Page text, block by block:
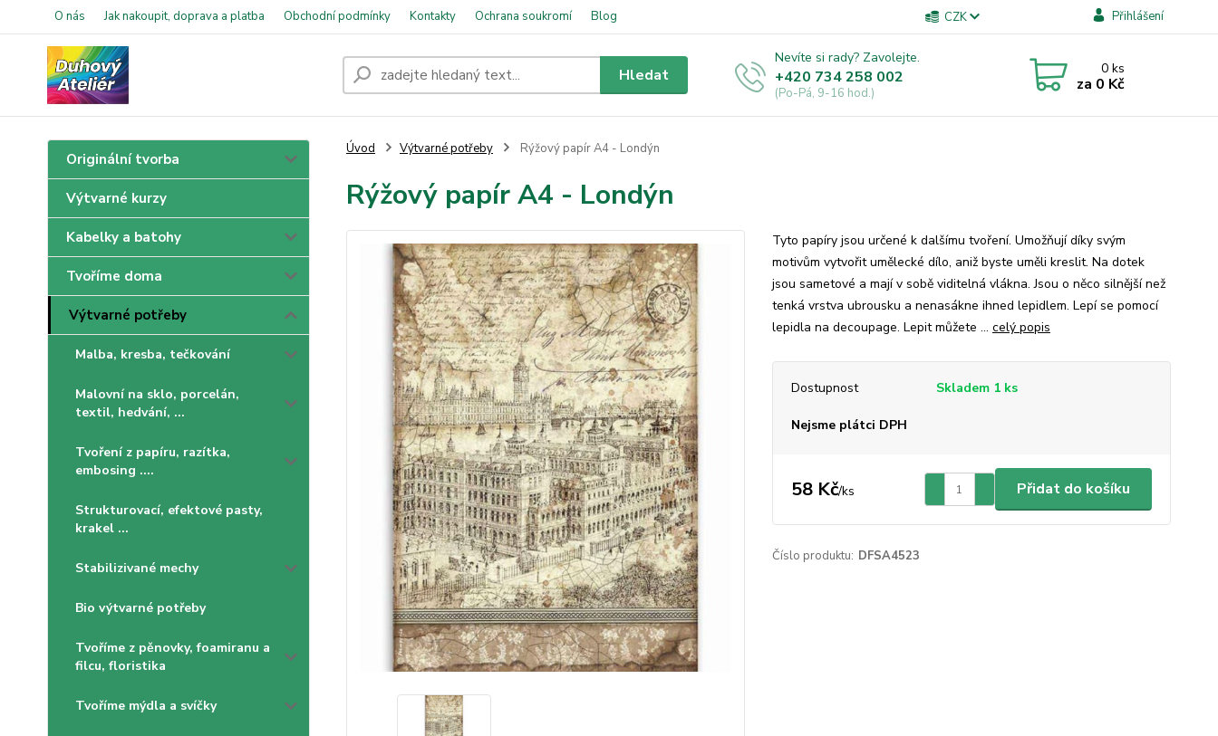
O nás Jak nakoupit, doprava a platba Obchodní podmínky Kontakty Ochrana soukromí Blog CZK Přihlášení
Hledat
Nevíte si rady? Zavolejte.
+420 734 258 002
(Po-Pá, 9-16 hod.)
0ks
za 0 Kč
Originální tvorba
Výtvarné kurzy
Kabelky a batohy
Tvoříme doma
Výtvarné potřeby
Malba, kresba, tečkování
Malovní na sklo, porcelán,
textil, hedvání, ...
Tvoření z papíru, razítka,
embosing ....
Strukturovací, efektové pasty,
krakel ...
Stabilizivané mechy
Bio výtvarné potřeby
Tvoříme z pěnovky, foamiranu a
filcu, floristika
Tvoříme mýdla a svíčky
Úvod Výtvarné potřeby Rýžový papír A4 - Londýn
Rýžový papír A4 - Londýn
Tyto papíry jsou určené k dalšímu tvoření. Umožňují díky svým
motivům vytvořit umělecké dílo, aniž byste uměli kreslit. Na dotek
jsou sametové a mají v sobě viditelná vlákna. Jsou o něco silnější než
tenká vrstva ubrousku a nenasákne ihned lepidlem. Lepí se pomocí
lepidla na decoupage. Lepit můžete ... celý popis
Dostupnost Skladem 1 ks
Nejsme plátci DPH
58 Kč/ks Přidat do košíku
Číslo produktu: DFSA4523